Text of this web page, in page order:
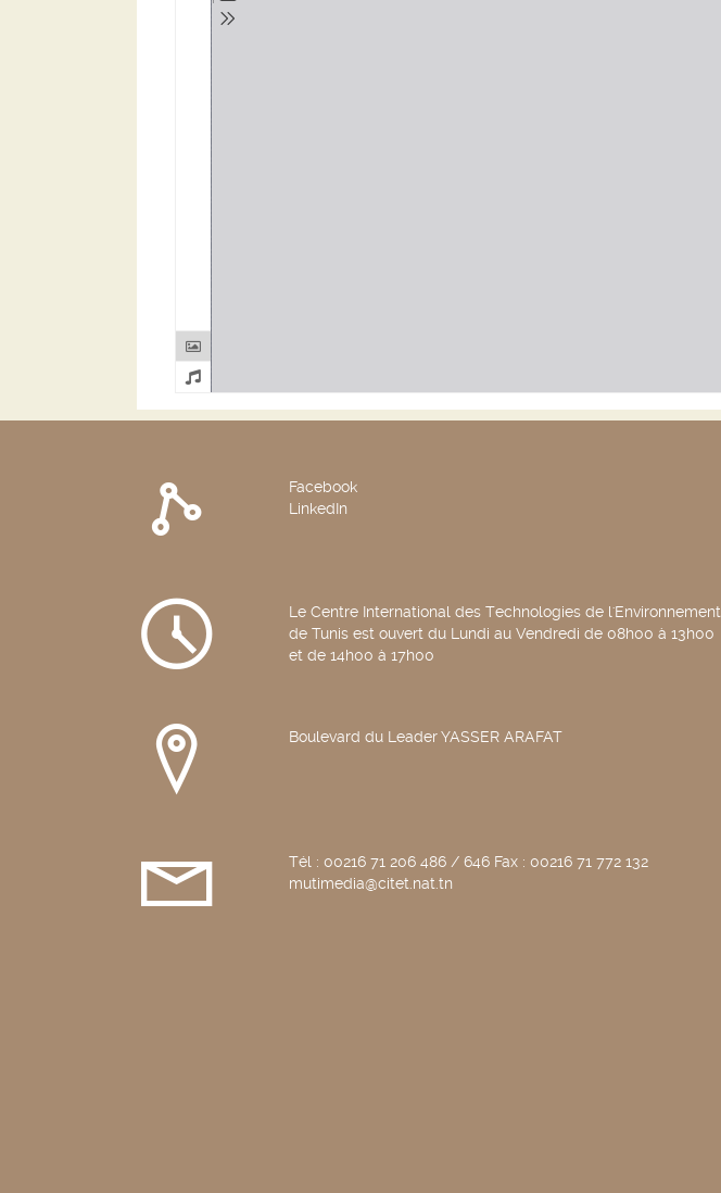
Facebook
LinkedIn
Le Centre International des Technologies de l'Environnement
de Tunis est ouvert du Lundi au Vendredi de 08h00 à 13h00
et de 14h00 à 17h00
Boulevard du Leader YASSER ARAFAT
Tél : 00216 71 206 486 / 646 Fax : 00216 71 772 132
mutimedia@citet.nat.tn